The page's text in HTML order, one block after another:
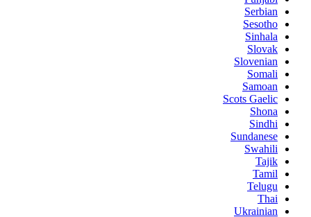
Serbian
Sesotho
Sinhala
Slovak
Slovenian
Somali
Samoan
Scots Gaelic
Shona
Sindhi
Sundanese
Swahili
Tajik
Tamil
Telugu
Thai
Ukrainian